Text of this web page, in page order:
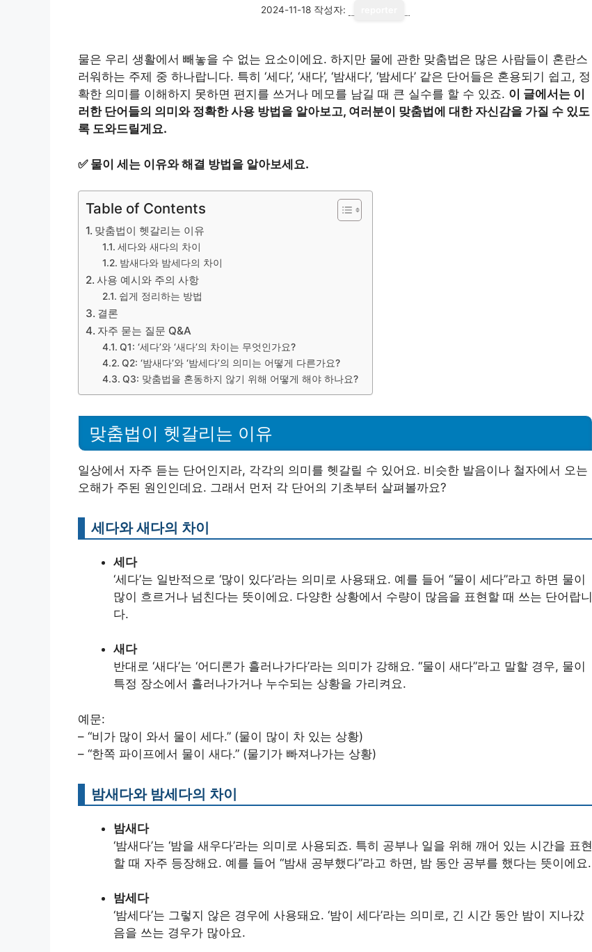
2024-11-18 작성자:
물은 우리 생활에서 빼놓을 수 없는 요소이에요. 하지만 물에 관한 맞춤법은 많은 사람들이 혼란스
러워하는 주제 중 하나랍니다. 특히 ‘세다’, ‘새다’, ‘밤새다’, ‘밤세다’ 같은 단어들은 혼용되기 쉽고, 정
확한 의미를 이해하지 못하면 편지를 쓰거나 메모를 남길 때 큰 실수를 할 수 있죠. 이 글에서는 이
러한 단어들의 의미와 정확한 사용 방법을 알아보고, 여러분이 맞춤법에 대한 자신감을 가질 수 있도
록 도와드릴게요.
✅ 물이 세는 이유와 해결 방법을 알아보세요.
Table of Contents
맞춤법이 헷갈리는 이유
세다와 새다의 차이
밤새다와 밤세다의 차이
사용 예시와 주의 사항
쉽게 정리하는 방법
결론
자주 묻는 질문 Q&A
Q1: ‘세다’와 ‘새다’의 차이는 무엇인가요?
Q2: ‘밤새다’와 ‘밤세다’의 의미는 어떻게 다른가요?
Q3: 맞춤법을 혼동하지 않기 위해 어떻게 해야 하나요?
맞춤법이 헷갈리는 이유
일상에서 자주 듣는 단어인지라, 각각의 의미를 헷갈릴 수 있어요. 비슷한 발음이나 철자에서 오는
오해가 주된 원인인데요. 그래서 먼저 각 단어의 기초부터 살펴볼까요?
세다와 새다의 차이
세다
‘세다’는 일반적으로 ‘많이 있다’라는 의미로 사용돼요. 예를 들어 “물이 세다”라고 하면 물이
많이 흐르거나 넘친다는 뜻이에요. 다양한 상황에서 수량이 많음을 표현할 때 쓰는 단어랍니
다.
새다
반대로 ‘새다’는 ‘어디론가 흘러나가다’라는 의미가 강해요. “물이 새다”라고 말할 경우, 물이
특정 장소에서 흘러나가거나 누수되는 상황을 가리켜요.
예문:
– “비가 많이 와서 물이 세다.” (물이 많이 차 있는 상황)
– “한쪽 파이프에서 물이 새다.” (물기가 빠져나가는 상황)
밤새다와 밤세다의 차이
밤새다
‘밤새다’는 ‘밤을 새우다’라는 의미로 사용되죠. 특히 공부나 일을 위해 깨어 있는 시간을 표현
할 때 자주 등장해요. 예를 들어 “밤새 공부했다”라고 하면, 밤 동안 공부를 했다는 뜻이에요.
밤세다
‘밤세다’는 그렇지 않은 경우에 사용돼요. ‘밤이 세다’라는 의미로, 긴 시간 동안 밤이 지나갔
음을 쓰는 경우가 많아요.